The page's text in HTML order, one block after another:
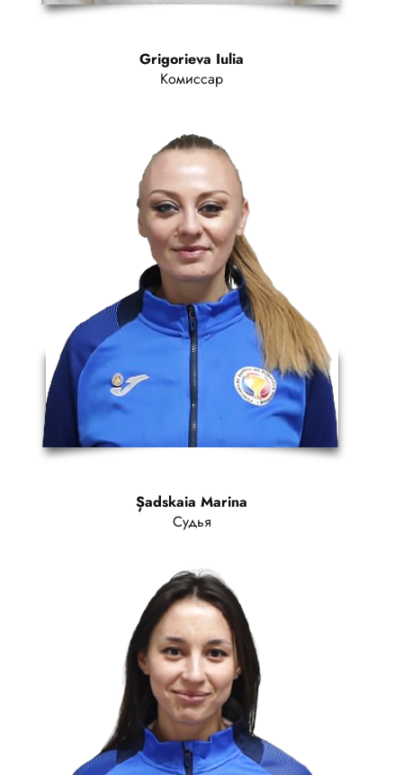
Grigorieva Iulia
Комиссар
Șadskaia Marina
Судья